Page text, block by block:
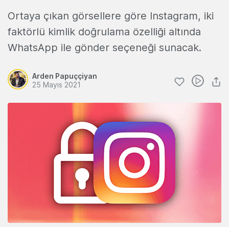
Ortaya çıkan görsellere göre Instagram, iki
faktörlü kimlik doğrulama özelliği altında
WhatsApp ile gönder seçeneği sunacak.
Arden Papuççiyan
25 Mayıs 2021